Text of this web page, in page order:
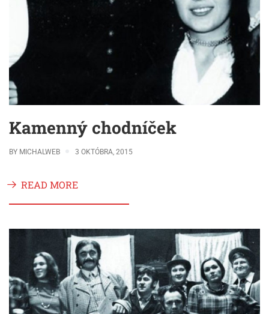
Kamenný chodníček
BY MICHALWEB 3 OKTÓBRA, 2015
READ MORE